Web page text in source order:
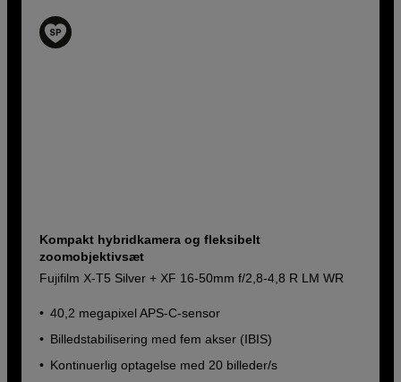
Kompakt hybridkamera og fleksibelt
zoomobjektivsæt
Fujifilm X-T5 Silver + XF 16-50mm f/2,8-4,8 R LM WR
40,2 megapixel APS-C-sensor
Billedstabilisering med fem akser (IBIS)
Kontinuerlig optagelse med 20 billeder/s